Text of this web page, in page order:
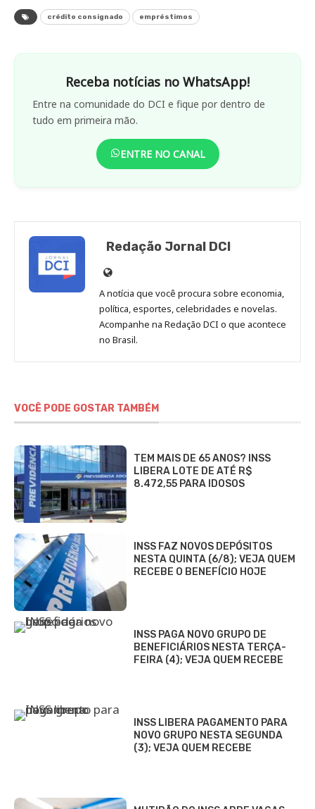
crédito consignado empréstimos
Receba notícias no WhatsApp!
Entre na comunidade do DCI e fique por dentro de
tudo em primeira mão.
ENTRE NO CANAL
Redação Jornal DCI
Site
de
Redação
Jornal
DCI
A notícia que você procura sobre economia,
política, esportes, celebridades e novelas.
Acompanhe na Redação DCI o que acontece
no Brasil.
VOCÊ PODE GOSTAR TAMBÉM
TEM MAIS DE 65 ANOS? INSS
LIBERA LOTE DE ATÉ R$
8.472,55 PARA IDOSOS
INSS FAZ NOVOS DEPÓSITOS
NESTA QUINTA (6/8); VEJA QUEM
RECEBE O BENEFÍCIO HOJE
INSS PAGA NOVO GRUPO DE
BENEFICIÁRIOS NESTA TERÇA-
FEIRA (4); VEJA QUEM RECEBE
INSS LIBERA PAGAMENTO PARA
NOVO GRUPO NESTA SEGUNDA
(3); VEJA QUEM RECEBE